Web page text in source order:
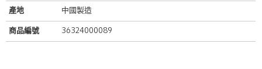
產地 中國製造
商品編號 36324000089